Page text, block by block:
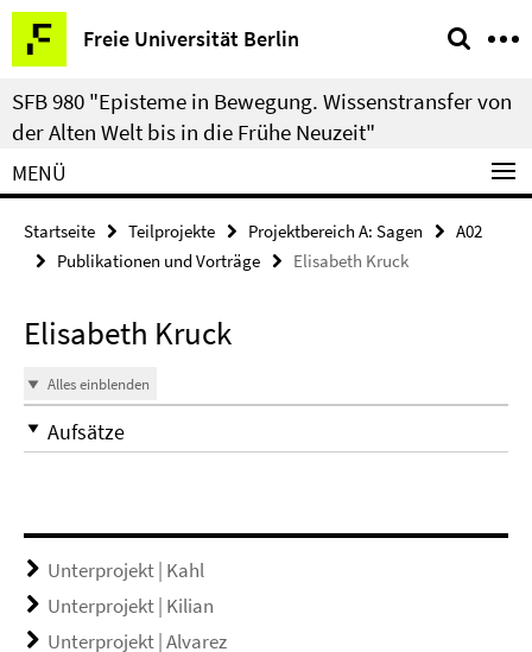
Springe
direkt
zu
Inhalt
Freie Universität Berlin
Service-
Navigation
SFB 980 "Episteme in Bewegung. Wissenstransfer von
der Alten Welt bis in die Frühe Neuzeit"
MENÜ
Startseite Teilprojekte Projektbereich A: Sagen
A02
Publikationen und Vorträge
Elisabeth Kruck
Elisabeth Kruck
Alles einblenden
Aufsätze
Unterprojekt | Kahl
Unterprojekt | Kilian
Unterprojekt | Alvarez